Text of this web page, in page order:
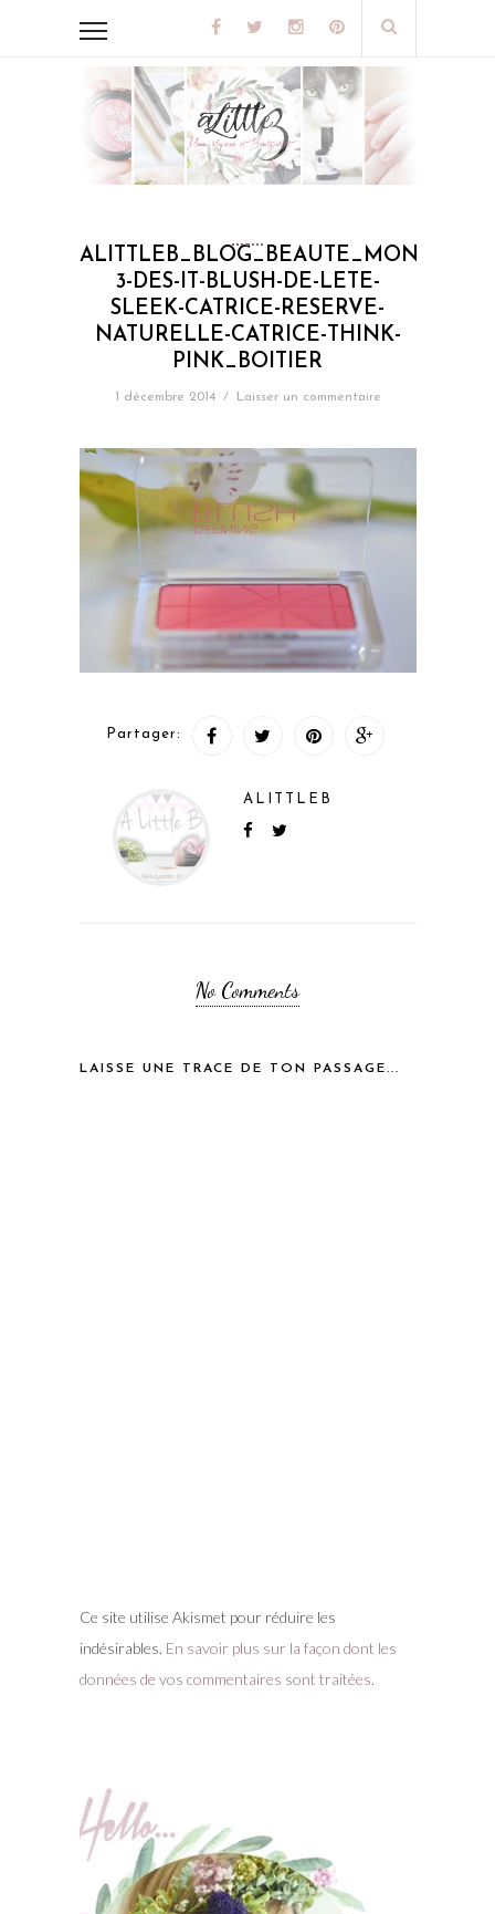
ALITTLEB_BLOG_BEAUTE_MON_TOP-
3-DES-IT-BLUSH-DE-LETE-
SLEEK-CATRICE-RESERVE-
NATURELLE-CATRICE-THINK-
PINK_BOITIER
1 décembre 2014 / Laisser un commentaire
Partager:
ALITTLEB
No Comments
LAISSE UNE TRACE DE TON PASSAGE...
Ce site utilise Akismet pour réduire les
indésirables. En savoir plus sur la façon dont les
données de vos commentaires sont traitées.